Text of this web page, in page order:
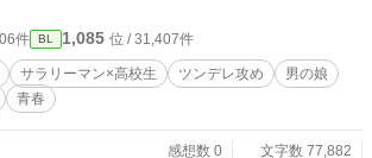
の上司。 マリンと仲のいい雅史を見るのが苦々しいパ
。 だが、そんな彼には隠していることが。 なんと彼は
気アイドル、Beエンジェのボーカル。そして、今年再
が出ていた。 付き合ってるって、どうしても言
れない奥手の雅史との距離を縮めながら、マリンは自
件 BL 1,085 位 / 31,407件
サラリーマン×高校生 ツンデレ攻め
男の娘
青春
感想数 0
文字数 77,882